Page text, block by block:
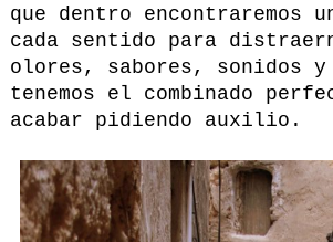
que dentro encontraremos
cada sentido para
olores, sabores, sonidos
tenemos el combinado
acabar pidiendo auxilio.